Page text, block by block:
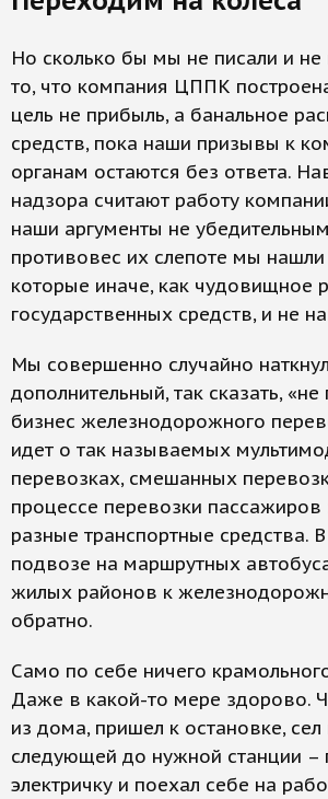
Но сколько бы мы не писали и не
то, что компания ЦППК
цель не прибыль, а банальное
средств, пока наши призывы к
органам остаются без ответа.
надзора считают работу
наши аргументы не
противовес их слепоте мы
которые иначе, как чудовищное
государственных средств, и не
Мы совершенно случайно
дополнительный, так сказать,
бизнес железнодорожного
идет о так называемых
перевозках, смешанных
процессе перевозки
разные транспортные средства.
подвозе на маршрутных
жилых районов к
обратно.
Само по себе ничего
Даже в какой-то мере здорово.
из дома, пришел к остановке,
следующей до нужной станции –
электричку и поехал себе на